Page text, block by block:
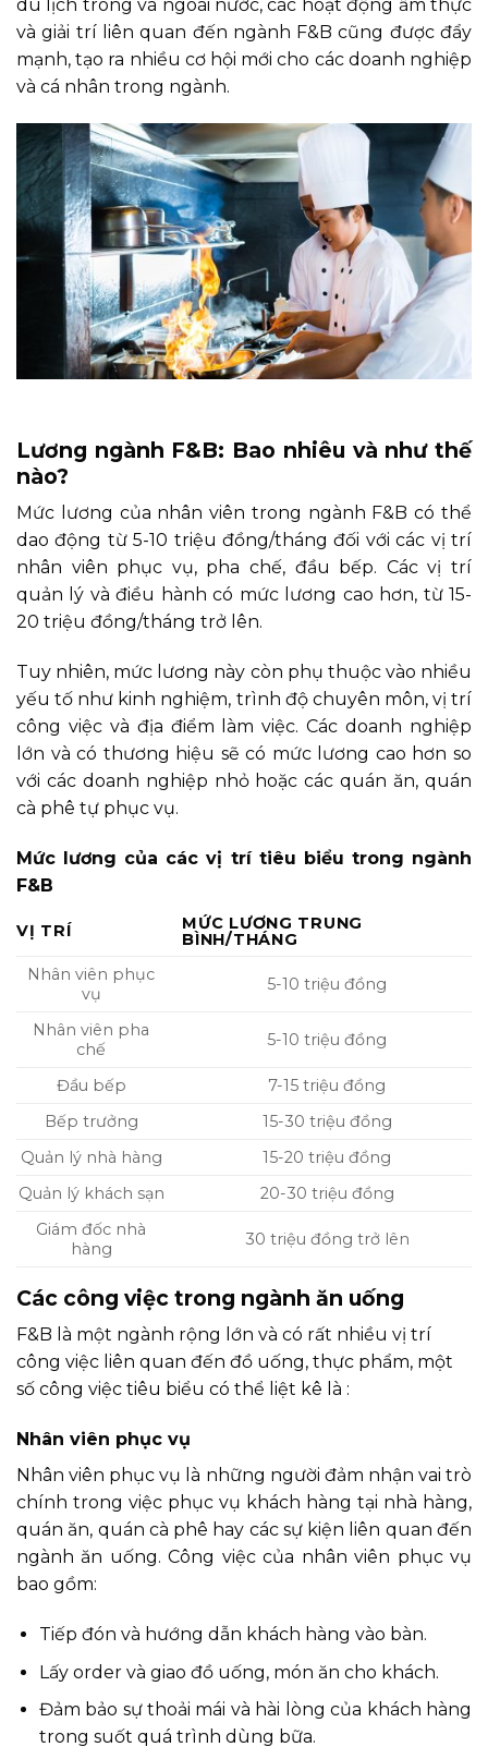
du lịch trong và ngoài nước, các hoạt động ẩm thực
và giải trí liên quan đến ngành F&B cũng được đẩy
mạnh, tạo ra nhiều cơ hội mới cho các doanh nghiệp
và cá nhân trong ngành.
Lương ngành F&B: Bao nhiêu và như thế
nào?
Mức lương của nhân viên trong ngành F&B có thể
dao động từ 5-10 triệu đồng/tháng đối với các vị trí
nhân viên phục vụ, pha chế, đầu bếp. Các vị trí
quản lý và điều hành có mức lương cao hơn, từ 15-
20 triệu đồng/tháng trở lên.
Tuy nhiên, mức lương này còn phụ thuộc vào nhiều
yếu tố như kinh nghiệm, trình độ chuyên môn, vị trí
công việc và địa điểm làm việc. Các doanh nghiệp
lớn và có thương hiệu sẽ có mức lương cao hơn so
với các doanh nghiệp nhỏ hoặc các quán ăn, quán
cà phê tự phục vụ.
Mức lương của các vị trí tiêu biểu trong ngành
F&B
VỊ TRÍ
MỨC LƯƠNG TRUNG
BÌNH/THÁNG
Nhân viên phục
vụ
5-10 triệu đồng
Nhân viên pha
chế
5-10 triệu đồng
Đầu bếp
7-15 triệu đồng
Bếp trưởng
15-30 triệu đồng
Quản lý nhà hàng
15-20 triệu đồng
Quản lý khách sạn
20-30 triệu đồng
Giám đốc nhà
hàng
30 triệu đồng trở lên
Các công việc trong ngành ăn uống
F&B là một ngành rộng lớn và có rất nhiều vị trí
công việc liên quan đến đồ uống, thực phẩm, một
số công việc tiêu biểu có thể liệt kê là :
Nhân viên phục vụ
Nhân viên phục vụ là những người đảm nhận vai trò
chính trong việc phục vụ khách hàng tại nhà hàng,
quán ăn, quán cà phê hay các sự kiện liên quan đến
ngành ăn uống. Công việc của nhân viên phục vụ
bao gồm:
Tiếp đón và hướng dẫn khách hàng vào bàn.
Lấy order và giao đồ uống, món ăn cho khách.
Đảm bảo sự thoải mái và hài lòng của khách hàng
trong suốt quá trình dùng bữa.